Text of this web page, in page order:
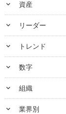
keyboard_arrow_down 資産
keyboard_arrow_down リーダー
keyboard_arrow_down トレンド
keyboard_arrow_down 数字
keyboard_arrow_down 組織
keyboard_arrow_down 業界別